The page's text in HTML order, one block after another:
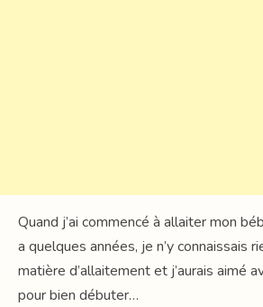
Quand j’ai commencé à allaiter mon
a quelques années, je n’y connaissais
matière d’allaitement et j’aurais aimé
pour bien débuter…